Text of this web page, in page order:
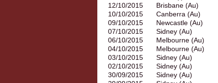
12/10/2015
Brisbane (Au)
10/10/2015
Canberra (Au)
09/10/2015
Newcastle (Au)
07/10/2015
Sidney (Au)
06/10/2015
Melbourne (Au)
04/10/2015
Melbourne (Au)
03/10/2015
Sidney (Au)
02/10/2015
Sidney (Au)
30/09/2015
Sidney (Au)